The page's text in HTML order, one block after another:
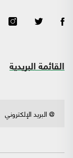
القائمة البريدية